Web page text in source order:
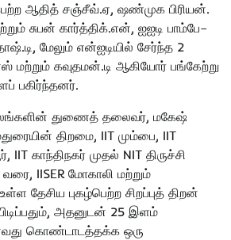
ஆதித் சஞ்சீவ்.ஏ, ஷண்முக பிரியன்.
சுபன் கார்த்திக்.என், ஐஐடி பாம்பே–
மேலும் என்ஐடியில் சேர்ந்த 2
கவுதமன்.டி ஆகியோர் பங்கேற்று
பகிர்ந்தனர்.
துணைத் தலைவர், மகேஷ்
திறமை, IIT மும்பை, IIT
காந்திநகர் முதல் NIT திருச்சி
IISER மோகாலி மற்றும்
தேசிய புகழ்பெற்ற சிறப்புத் திறன்
அதனுடன் 25 இளம்
கொண்டாடத்தக்க ஒரு